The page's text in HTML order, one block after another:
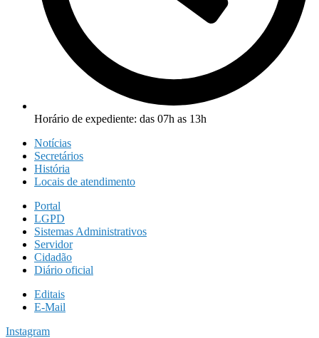
Horário de expediente: das 07h as 13h
Notícias
Secretários
História
Locais de atendimento
Portal
LGPD
Sistemas Administrativos
Servidor
Cidadão
Diário oficial
Editais
E-Mail
Instagram